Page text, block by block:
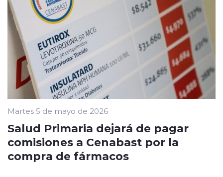
Martes 5 de mayo de 2026
Salud Primaria dejará de pagar
comisiones a Cenabast por la
compra de fármacos